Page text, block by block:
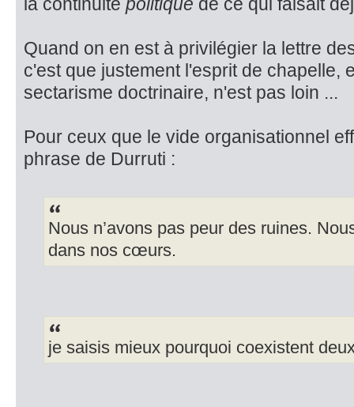
Quand on en est à privilégier la lettre
c'est que justement l'esprit de chapelle,
sectarisme doctrinaire, n'est pas loin ...
Pour ceux que le vide organisationnel
phrase de Durruti :
Nous n’avons pas peur des ruines.
dans nos cœurs.
je saisis mieux pourquoi coexistent